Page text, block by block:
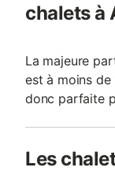
chalets à
La majeure
est à moins
donc parfaite
Les